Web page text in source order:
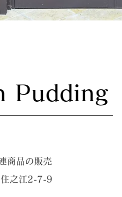
Pudding
商品の販売
住之江2-7-9